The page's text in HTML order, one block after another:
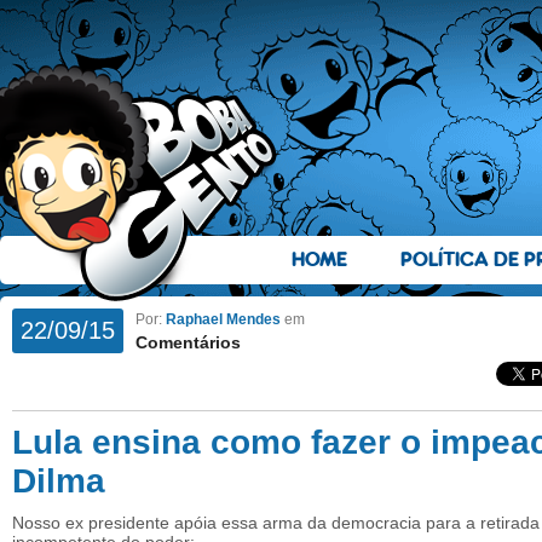
HOME POLÍTICA DE
22/09/15 Por: Raphael Mendes em
Comentários
Lula ensina como fazer o
Dilma
Nosso ex presidente apóia essa arma da democracia para a